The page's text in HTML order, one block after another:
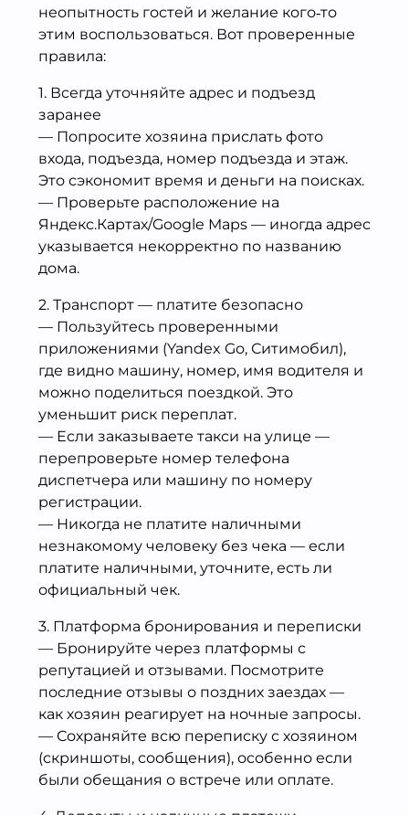
неопытность гостей и желание кого‑то
этим воспользоваться. Вот проверенные
правила:
1. Всегда уточняйте адрес и подъезд
заранее
— Попросите хозяина прислать фото
входа, подъезда, номер подъезда и этаж.
Это сэкономит время и деньги на поисках.
— Проверьте расположение на
Яндекс.Картах/Google Maps — иногда адрес
указывается некорректно по названию
дома.
2. Транспорт — платите безопасно
— Пользуйтесь проверенными
приложениями (Yandex Go, Ситимобил),
где видно машину, номер, имя водителя и
можно поделиться поездкой. Это
уменьшит риск переплат.
— Если заказываете такси на улице —
перепроверьте номер телефона
диспетчера или машину по номеру
регистрации.
— Никогда не платите наличными
незнакомому человеку без чека — если
платите наличными, уточните, есть ли
официальный чек.
3. Платформа бронирования и переписки
— Бронируйте через платформы с
репутацией и отзывами. Посмотрите
последние отзывы о поздних заездах —
как хозяин реагирует на ночные запросы.
— Сохраняйте всю переписку с хозяином
(скриншоты, сообщения), особенно если
были обещания о встрече или оплате.